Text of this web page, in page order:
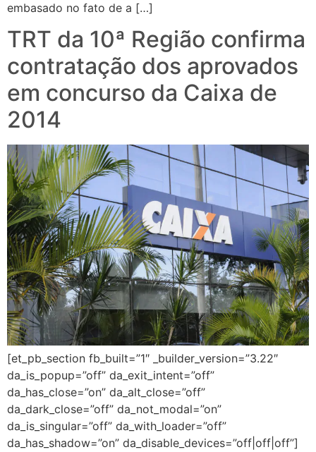
embasado no fato de a […]
TRT da 10ª Região confirma
contratação dos aprovados
em concurso da Caixa de
2014
[et_pb_section fb_built=”1″ _builder_version=”3.22″
da_is_popup=”off” da_exit_intent=”off”
da_has_close=”on” da_alt_close=”off”
da_dark_close=”off” da_not_modal=”on”
da_is_singular=”off” da_with_loader=”off”
da_has_shadow=”on” da_disable_devices=”off|off|off”]